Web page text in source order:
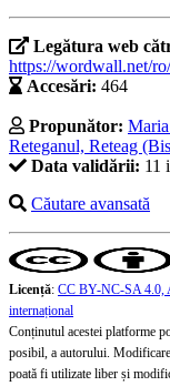
Legătura web
https://wordwall.net/
Accesări: 464
Propunător:
Reteganul, Reteag
Data validării: 11
Căutare avansată
Licență: CC BY-NC-SA 4.0,
internațional
Conținutul acestei platforme
posibil, a autorului.
poată fi utilizate liber și